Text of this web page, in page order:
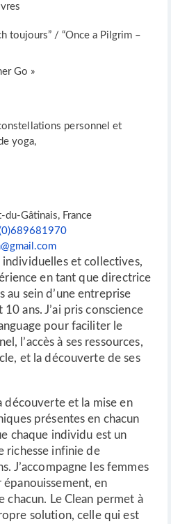
toujours” / “Once a Pilgrim –
Go »
personnel et
yoga,
du-Gâtinais, France
et collectives,
en tant que directrice
au sein d’une entreprise
ans. J’ai pris conscience
pour faciliter le
l’accès à ses ressources,
et la découverte de ses
découverte et la mise en
présentes en chacun
chaque individu est un
richesse infinie de
J’accompagne les femmes
épanouissement, en
chacun. Le Clean permet à
solution, celle qui est